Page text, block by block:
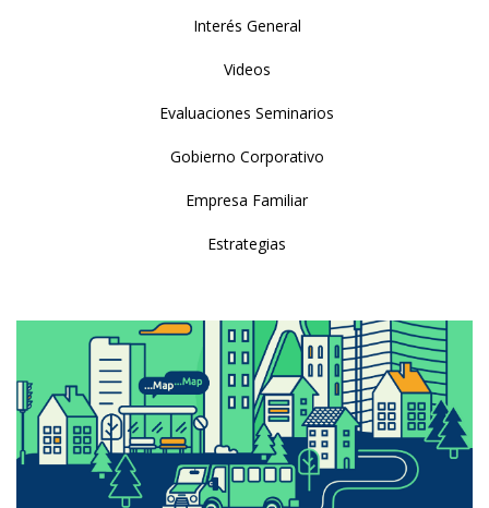
Interés General
Videos
Evaluaciones Seminarios
Gobierno Corporativo
Empresa Familiar
Estrategias